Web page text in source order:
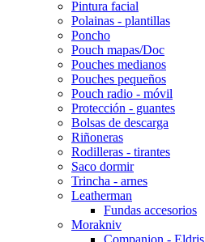
Pintura facial
Polainas - plantillas
Poncho
Pouch mapas/Doc
Pouches medianos
Pouches pequeños
Pouch radio - móvil
Protección - guantes
Bolsas de descarga
Riñoneras
Rodilleras - tirantes
Saco dormir
Trincha - arnes
Leatherman
Fundas accesorios
Morakniv
Companion - Eldris